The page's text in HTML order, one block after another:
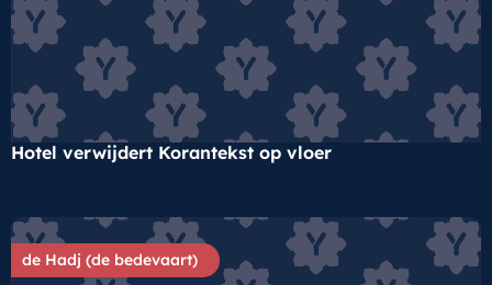
Hotel verwijdert Korantekst op vloer
de Hadj (de bedevaart)